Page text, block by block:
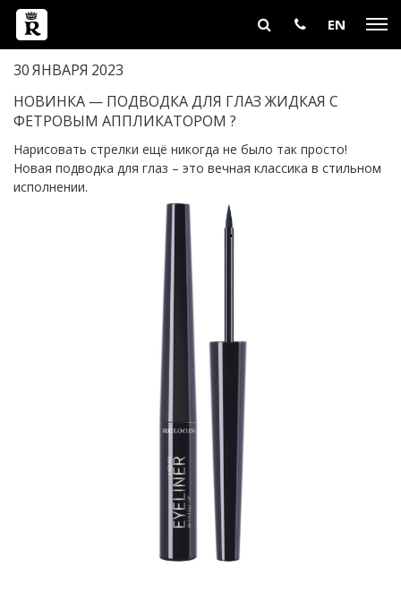
EN
30ЯНВАРЯ 2023
НОВИНКА — ПОДВОДКА ДЛЯ ГЛАЗ ЖИДКАЯ С
ФЕТРОВЫМ АППЛИКАТОРОМ ?
Нарисовать стрелки ещё никогда не было так просто!
Новая подводка для глаз – это вечная классика в стильном
исполнении.